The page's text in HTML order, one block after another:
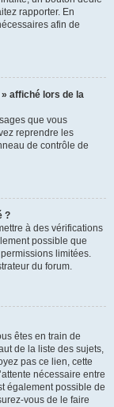
rapporter. En
afin de
affiché lors de la
que vous
reprendre les
de contrôle de
?
à des vérifications
possible que
limitées.
du forum.
êtes en train de
de la liste des sujets,
pas ce lien, cette
nécessaire entre
également possible de
vous de le faire